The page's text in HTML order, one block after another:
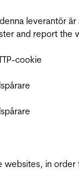
leverantör
and report
cookie
websites, in